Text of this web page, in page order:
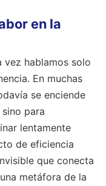
en la
vez hablamos solo
En muchas
se enciende
para
lentamente
de eficiencia
que conecta
metáfora de la